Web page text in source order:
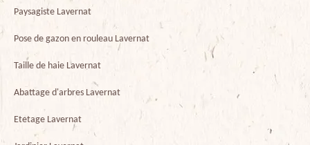
Paysagiste Lavernat
Pose de gazon en rouleau Lavernat
Taille de haie Lavernat
Abattage d'arbres Lavernat
Etetage Lavernat